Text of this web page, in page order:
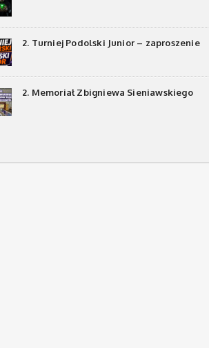
2. Turniej Podolski Junior – zaproszenie
2. Memoriał Zbigniewa Sieniawskiego